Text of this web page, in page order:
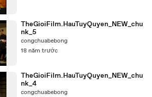
TheGioiFilm.HauTuyQuyen_NEW_chu
nk_5
congchuabebong
18 năm trước
TheGioiFilm.HauTuyQuyen_NEW_chu
nk_4
congchuabebong